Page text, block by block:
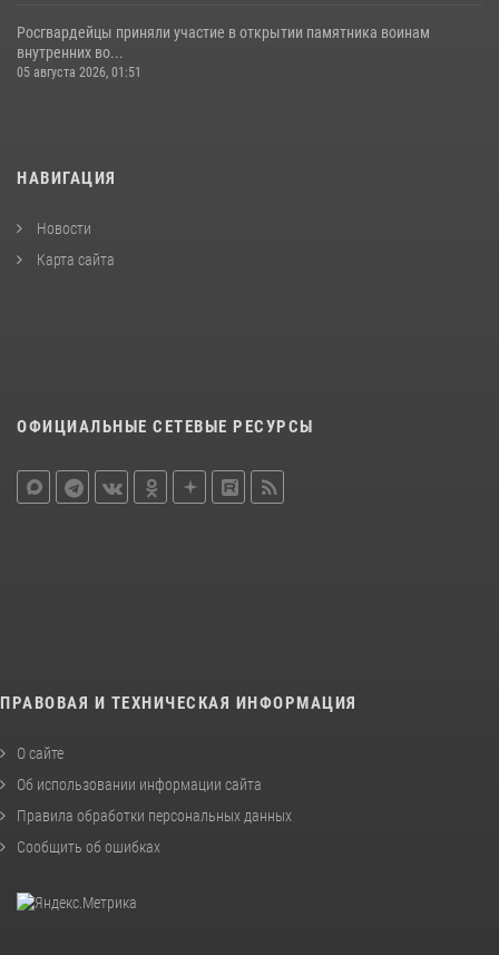
Росгвардейцы приняли участие в открытии памятника воинам
внутренних во...
05 августа 2026, 01:51
НАВИГАЦИЯ
Новости
Карта сайта
ОФИЦИАЛЬНЫЕ СЕТЕВЫЕ РЕСУРСЫ
ПРАВОВАЯ И ТЕХНИЧЕСКАЯ ИНФОРМАЦИЯ
О сайте
Об использовании информации сайта
Правила обработки персональных данных
Сообщить об ошибках